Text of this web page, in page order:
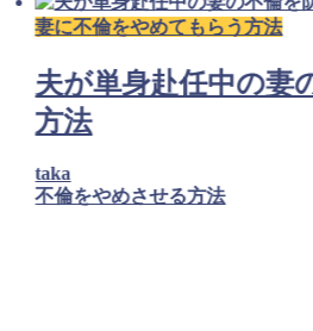
妻に不倫をやめてもらう方法
夫が単身赴任中の妻
方法
taka
不倫をやめさせる方法